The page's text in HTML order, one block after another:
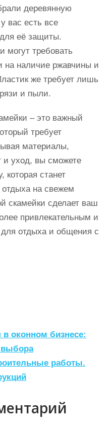
деревянную
вас есть все
её защиты.
могут требовать
на наличие ржавчины и
же требует лишь
и пыли.
– это важный
требует
материалы,
и уход, вы сможете
которая станет
на свежем
скамейки сделает ваш
привлекательным и
отдыха и общения с
оконном бизнесе:
работы.